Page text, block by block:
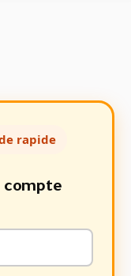
rapide
compte